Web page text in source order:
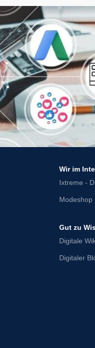
Wir im
Ixtreme -
Modeshop
Gut zu
Digitale
Digitaler